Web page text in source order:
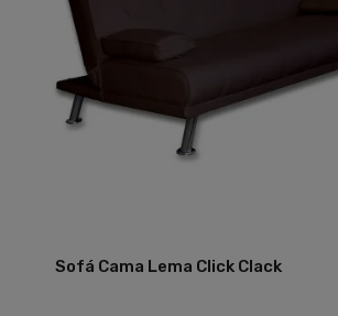
Sofá Cama Lema Click Clack